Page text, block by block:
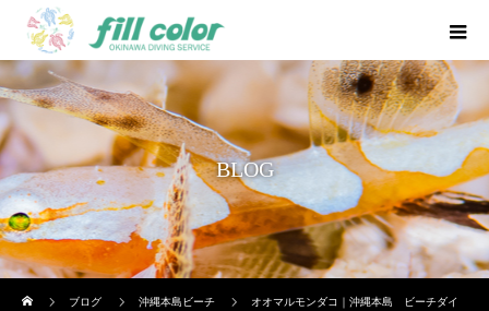
BLOG
ブログ
沖縄本島ビーチ オオマルモンダコ｜沖縄本島 ビーチダイ